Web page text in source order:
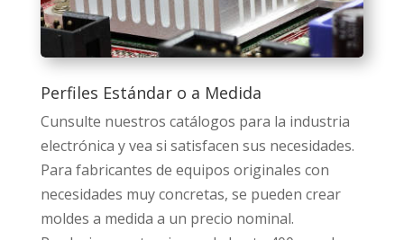
Perfiles Estándar o a Medida
Cunsulte nuestros catálogos para la industria
electrónica y vea si satisfacen sus necesidades.
Para fabricantes de equipos originales con
necesidades muy concretas, se pueden crear
moldes a medida a un precio nominal.